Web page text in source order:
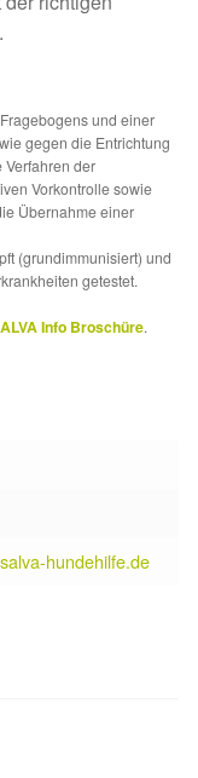
und einer
gegen die Entrichtung
Verfahren der
Vorkontrolle sowie
Übernahme einer
(grundimmunisiert) und
getestet.
Info Broschüre.
hundehilfe.de